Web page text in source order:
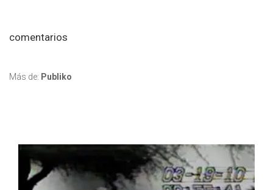
comentarios
Más de: Publiko